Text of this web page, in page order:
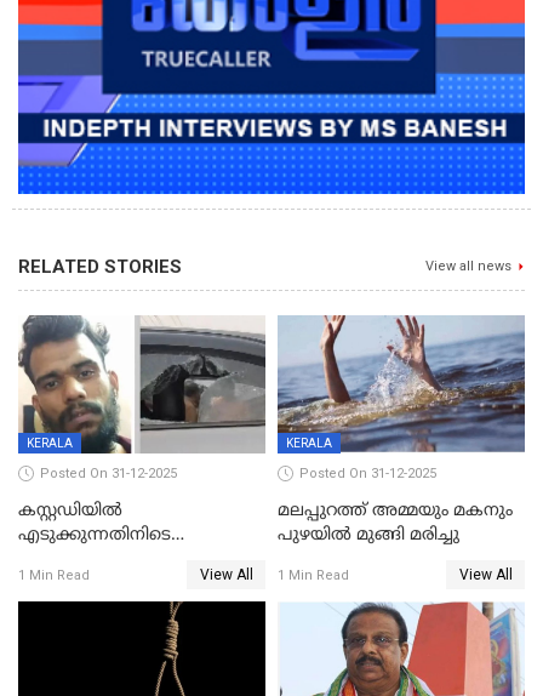
RELATED STORIES View all news
KERALA
Posted On 31-12-2025
കസ്റ്റഡിയിൽ
എടുക്കുന്നതിനിടെ
വധശ്രമക്കേസ് പ്രതി പിടിയിൽ
1 Min Read View All
KERALA
Posted On 31-12-2025
മലപ്പുറത്ത് അമ്മയും മകനും
പുഴയിൽ മുങ്ങി മരിച്ചു
1 Min Read View All